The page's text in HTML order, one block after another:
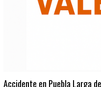
Accidente en Puebla Larga